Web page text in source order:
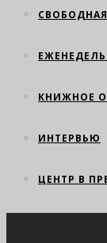
КНИЖНОЕ
ИНТЕРВЬЮ
ЦЕНТР В